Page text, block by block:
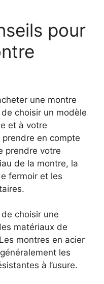
pour
une montre
choisir un modèle
et à votre
en compte
prendre votre
de la montre, la
fermoir et les
choisir une
matériaux de
montres en acier
les
à l’usure.